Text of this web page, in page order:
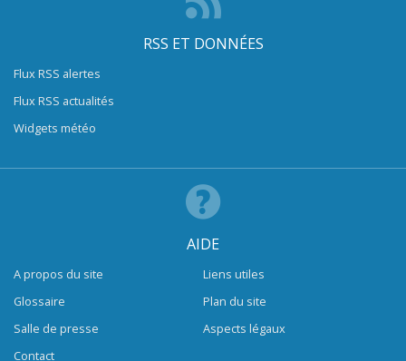
RSS ET DONNÉES
Flux RSS alertes
Flux RSS actualités
Widgets météo
AIDE
A propos du site
Glossaire
Salle de presse
Contact
Liens utiles
Plan du site
Aspects légaux